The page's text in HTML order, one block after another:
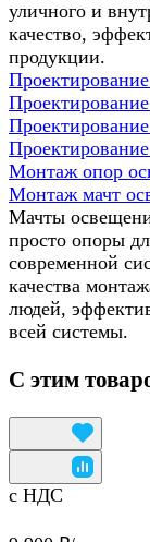
уличного и
качество,
продукции.
Монтаж опор
Монтаж мачт
Мачты
просто опоры
современной
качества
людей,
всей системы.
С этим
с НДС